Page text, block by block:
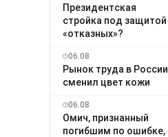
Президентская
стройка под защитой
«отказных»?
06.08
Рынок труда в России
сменил цвет кожи
06.08
Омич, признанный
погибшим по ошибке,